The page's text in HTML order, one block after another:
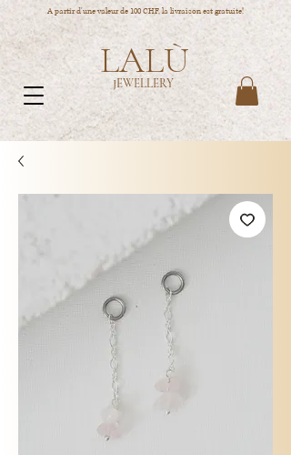
A partir d'une valeur de 100 CHF, la livraison est gratuite!
LALÙ
JEWELLERY